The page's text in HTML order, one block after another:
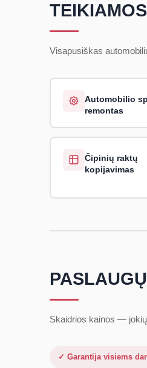
Visapusiškas
Automobilio
remontas
Čipinių raktų
kopijavimas
Skaidrios kainos —
✓ Garantija visiems